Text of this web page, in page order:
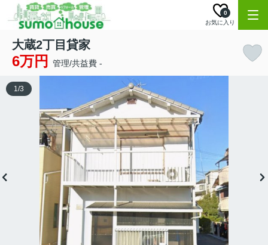
お気に入り
0
大蔵2丁目貸家
6万円 管理/共益費 -
1/3